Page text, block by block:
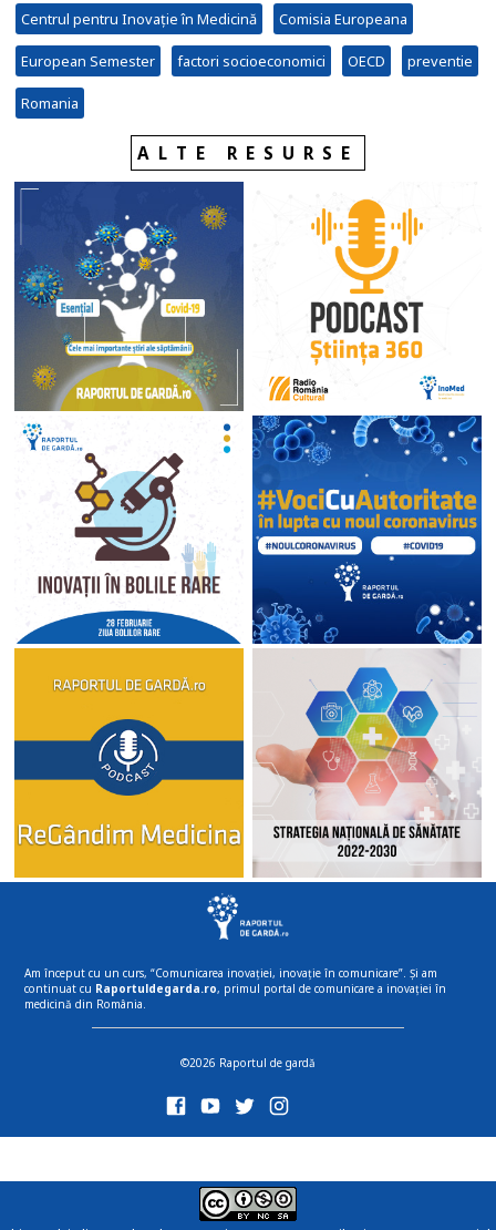
Centrul pentru Inovație în Medicină Comisia Europeana
European Semester factori socioeconomici OECD preventie
Romania
ALTE RESURSE
Am început cu un curs, “Comunicarea inovației, inovație în comunicare”. Și am
continuat cu Raportuldegarda.ro, primul portal de comunicare a inovației în
medicină din România.
©2026 Raportul de gardă